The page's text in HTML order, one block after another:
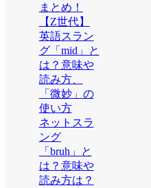
まとめ！
【Z世代】
英語スラン
グ「mid」と
は？意味や
読み方、
「微妙」の
使い方
ネットスラ
ング
「bruh」と
は？意味や
読み方は？